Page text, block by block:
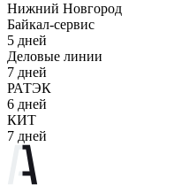
Нижний Новгород
Байкал-сервис
5 дней
Деловые линии
7 дней
РАТЭК
6 дней
КИТ
7 дней